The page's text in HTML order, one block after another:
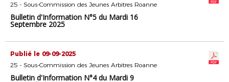
25 - Sous-Commission des Jeunes Arbitres Roanne
Bulletin d'Information N°5 du Mardi 16
Septembre 2025
Publié le 09-09-2025
25 - Sous-Commission des Jeunes Arbitres Roanne
Bulletin d'Information N°4 du Mardi 9